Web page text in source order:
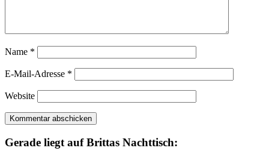
Name *
E-Mail-Adresse *
Website
Gerade liegt auf Brittas Nachttisch: